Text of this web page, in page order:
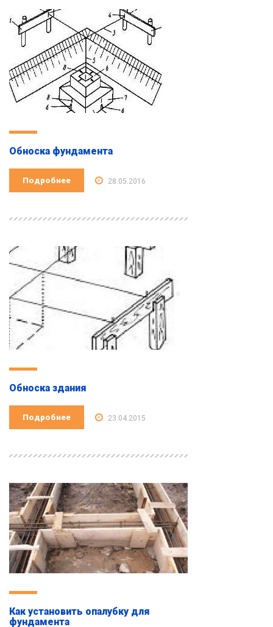
Обноска фундамента
Подробнее 28.05.2016
Обноска здания
Подробнее 23.04.2015
Как установить опалубку для
фундамента